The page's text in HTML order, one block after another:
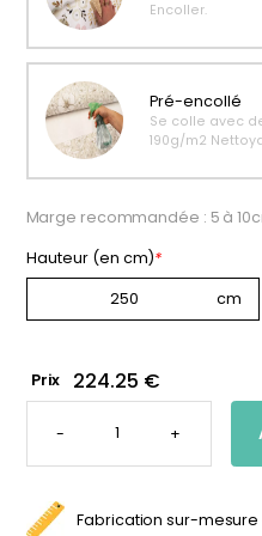
personnalisable
de
34,90€
Encoller.
Pré-encollé
Se colle avec
190g/m2
Marge recommandée : 5 à
Hauteur (en cm)*
Prix 224.25 €
-
QUANTITÉ
PAPIER
FEUILLE
+
Fabrication sur-